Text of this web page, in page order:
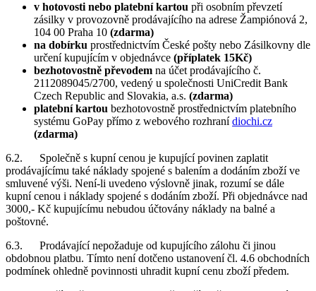
v hotovosti nebo platební kartou při osobním převzetí
zásilky v provozovně prodávajícího na adrese Žampiónová 2,
104 00 Praha 10 (zdarma)
na dobírku prostřednictvím České pošty nebo Zásilkovny dle
určení kupujícím v objednávce (příplatek 15Kč)
bezhotovostně převodem na účet prodávajícího č.
2112089045/2700, vedený u společnosti UniCredit Bank
Czech Republic and Slovakia, a.s. (zdarma)
platební kartou bezhotovostně prostřednictvím platebního
systému GoPay přímo z webového rozhranídiochi.cz
(zdarma)
6.2. Společně s kupní cenou je kupující povinen zaplatit
prodávajícímu také náklady spojené s balením a dodáním zboží ve
smluvené výši. Není-li uvedeno výslovně jinak, rozumí se dále
kupní cenou i náklady spojené s dodáním zboží. Při objednávce nad
3000,- Kč kupujícímu nebudou účtovány náklady na balné a
poštovné.
6.3. Prodávající nepožaduje od kupujícího zálohu či jinou
obdobnou platbu. Tímto není dotčeno ustanovení čl. 4.6 obchodních
podmínek ohledně povinnosti uhradit kupní cenu zboží předem.